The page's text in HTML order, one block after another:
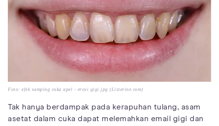
Foto: efek samping cuka apel - erosi gigi.jpg (Listerine.com)
Tak hanya berdampak pada kerapuhan tulang, asam
asetat dalam cuka dapat melemahkan email gigi dan